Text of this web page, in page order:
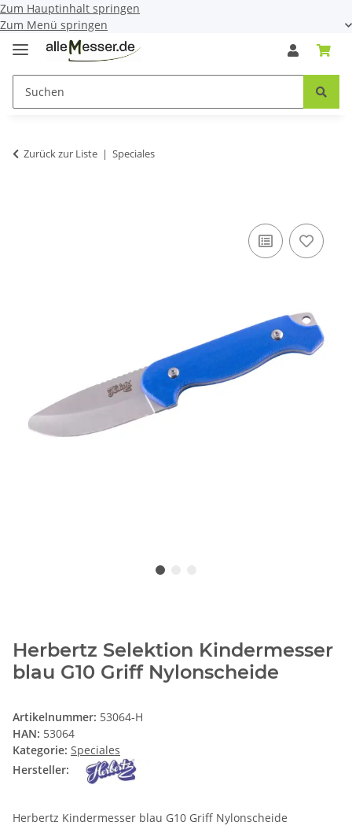
Zum Hauptinhalt springen
Zum Menü springen
Zurück zur Liste Speciales
Herbertz Selektion Kindermesser
blau G10 Griff Nylonscheide
Artikelnummer: 53064-H
HAN: 53064
Kategorie: Speciales
Hersteller:
Herbertz Kindermesser blau G10 Griff Nylonscheide